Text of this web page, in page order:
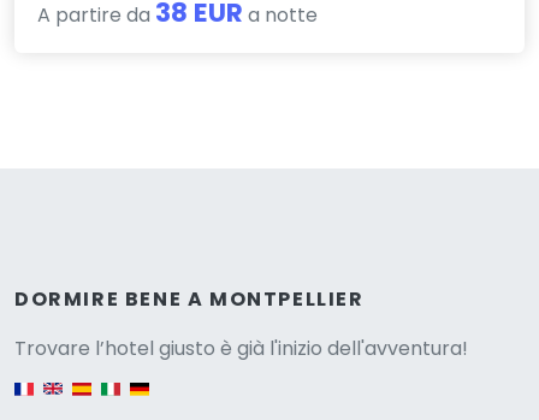
A partire da 38 EUR a notte
DORMIRE BENE A MONTPELLIER
Trovare l’hotel giusto è già l'inizio dell'avventura!